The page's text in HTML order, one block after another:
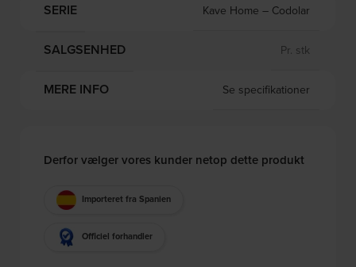
SERIE Kave Home – Codolar
SALGSENHED Pr. stk
MERE INFO Se specifikationer
Derfor vælger vores kunder netop dette produkt
Importeret fra Spanien
Officiel forhandler